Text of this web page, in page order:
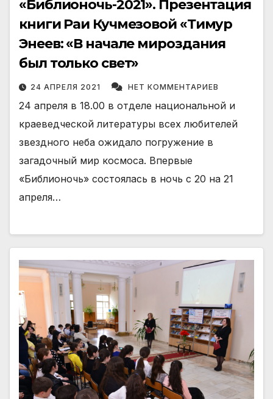
«Библионочь-2021». Презентация
книги Раи Кучмезовой «Тимур
Энеев: «В начале мироздания
был только свет»
24 АПРЕЛЯ 2021 НЕТ КОММЕНТАРИЕВ
24 апреля в 18.00 в отделе национальной и
краеведческой литературы всех любителей
звездного неба ожидало погружение в
загадочный мир космоса. Впервые
«Библионочь» состоялась в ночь с 20 на 21
апреля…